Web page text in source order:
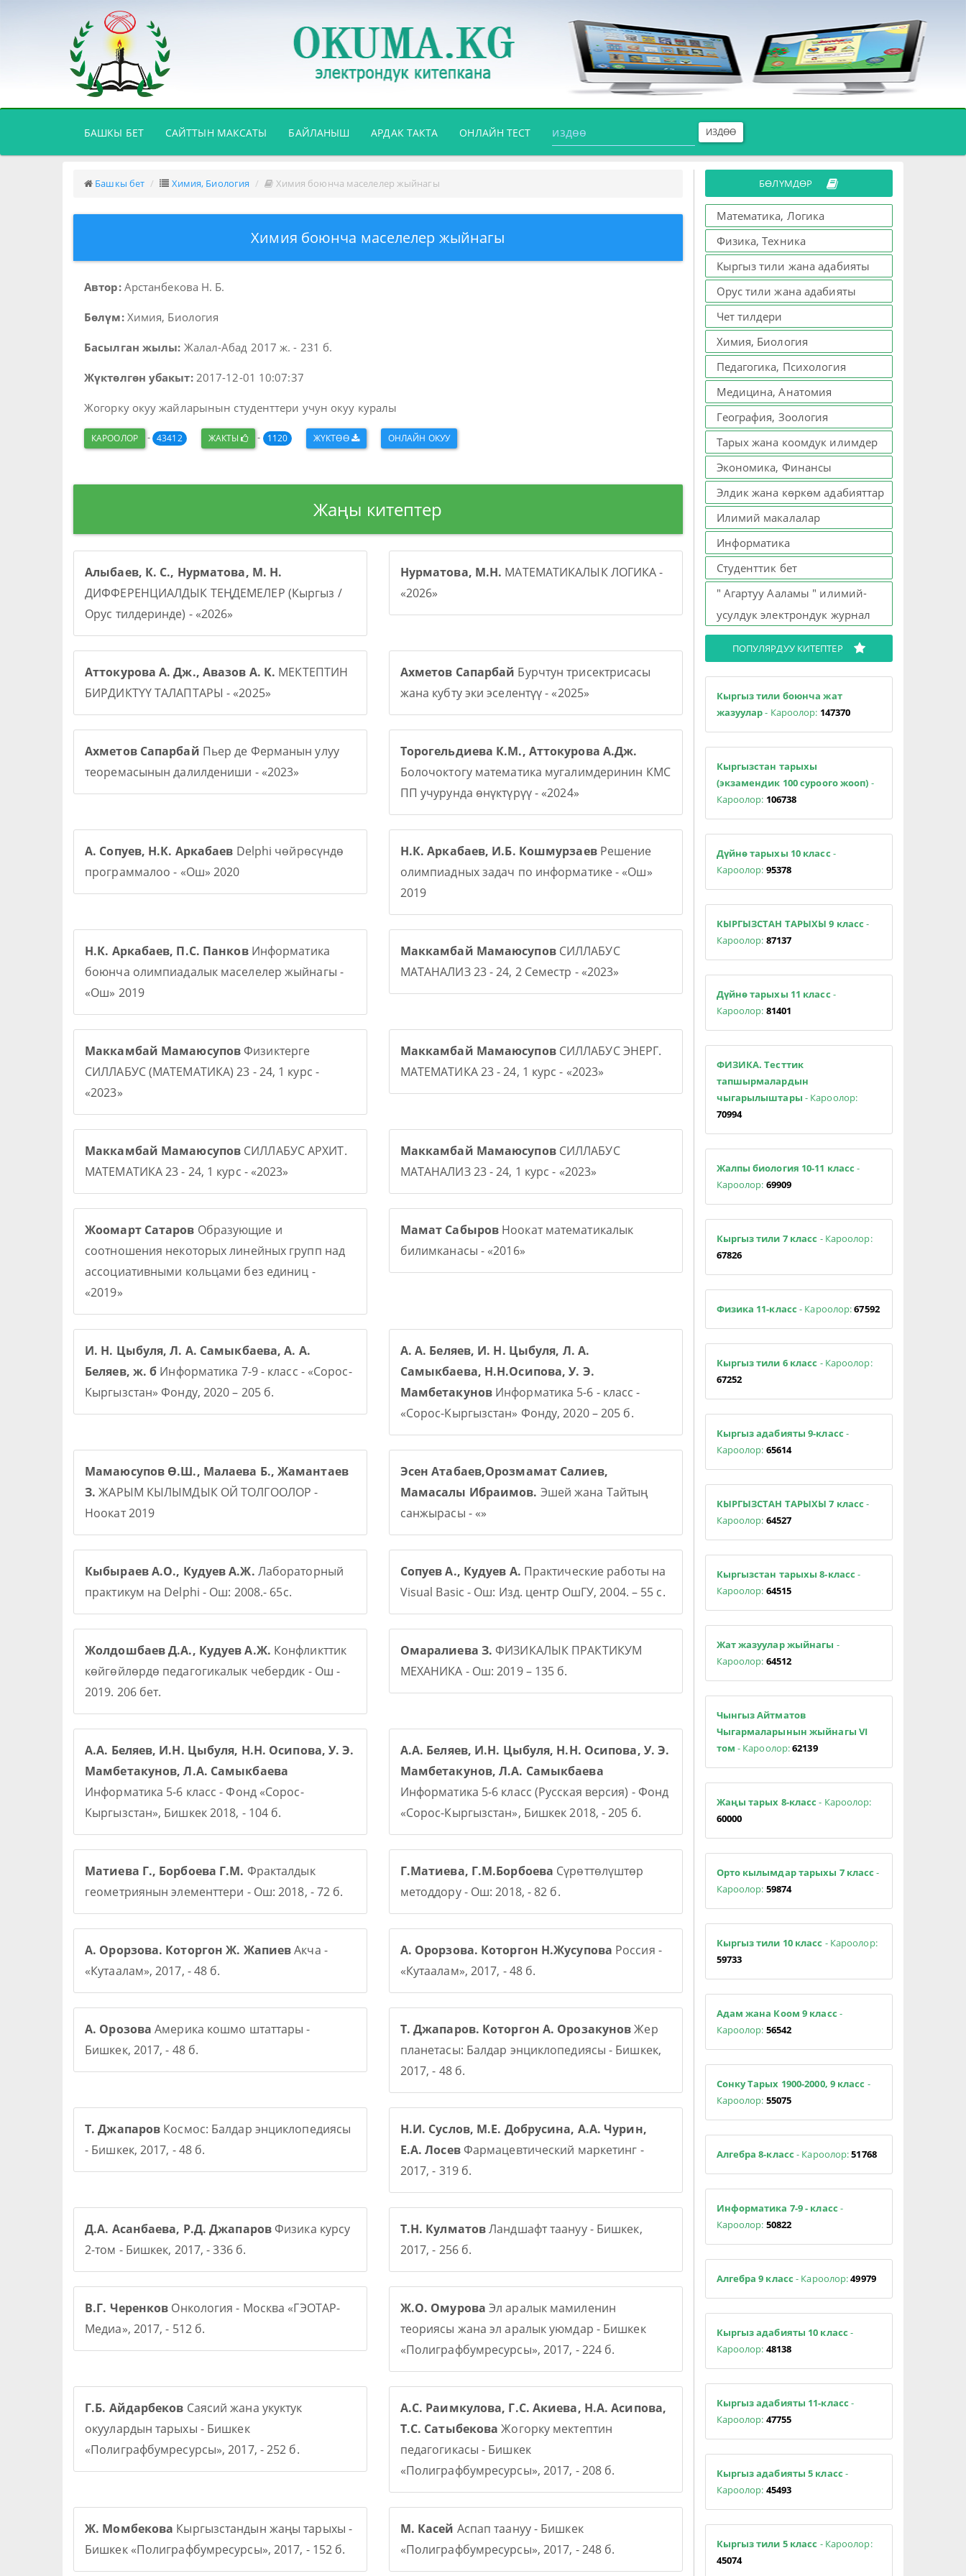
БАШКЫ БЕТ(CURRENT)
САЙТТЫН МАКСАТЫ БАЙЛАНЫШ АРДАК ТАКТА ОНЛАЙН ТЕСТ ИЗДӨӨ
Башкы бет Химия, Биология Химия боюнча маселелер жыйнагы
Химия боюнча маселелер жыйнагы
Автор:Арстанбекова Н. Б.
Бөлүм:Химия, Биология
Басылган жылы: Жалал-Абад 2017 ж. - 231 б.
Жүктөлгөн убакыт:2017-12-01 10:07:37
Жогорку окуу жайларынын студенттери учун окуу куралы
КАРООЛОР - 43412 ЖАКТЫ - 1120 ЖҮКТӨӨ ОНЛАЙН ОКУУ
Жаңы китептер
Алыбаев, К. С., Нурматова, М. Н.
ДИФФЕРЕНЦИАЛДЫК ТЕҢДЕМЕЛЕР (Кыргыз /
Орус тилдеринде) - «2026»
Нурматова, М.Н. МАТЕМАТИКАЛЫК ЛОГИКА -
«2026»
Аттокурова А. Дж., Авазов А. К. МЕКТЕПТИН
БИРДИКТҮҮ ТАЛАПТАРЫ - «2025»
Ахметов Сапарбай Бурчтун трисектрисасы
жана кубту эки эселентүү - «2025»
Ахметов Сапарбай Пьер де Ферманын улуу
теоремасынын далилдениши - «2023»
Торогельдиева К.М., Аттокурова А.Дж.
Болочоктогу математика мугалимдеринин КМС
ПП учурунда өнүктүрүү - «2024»
А. Сопуев, Н.К. Аркабаев Delphi чөйрөсүндө
программалоо - «Ош» 2020
Н.К. Аркабаев, И.Б. КошмурзаевРешение
олимпиадных задач по информатике - «Ош»
2019
Н.К. Аркабаев, П.С. ПанковИнформатика
боюнча олимпиадалык маселелер жыйнагы -
«Ош» 2019
Маккамбай МамаюсуповСИЛЛАБУС
МАТАНАЛИЗ 23 - 24, 2 Семестр - «2023»
Маккамбай МамаюсуповФизиктерге
СИЛЛАБУС (МАТЕМАТИКА) 23 - 24, 1 курс -
«2023»
Маккамбай МамаюсуповСИЛЛАБУС ЭНЕРГ.
МАТЕМАТИКА 23 - 24, 1 курс - «2023»
Маккамбай Мамаюсупов СИЛЛАБУС АРХИТ.
МАТЕМАТИКА 23 - 24, 1 курс - «2023»
Маккамбай МамаюсуповСИЛЛАБУС
МАТАНАЛИЗ 23 - 24, 1 курс - «2023»
Жоомарт Сатаров Образующие и
соотношения некоторых линейных групп над
ассоциативными кольцами без единиц -
«2019»
Мамат Сабыров Ноокат математикалык
билимканасы - «2016»
И. Н. Цыбуля, Л. А. Самыкбаева, А. А.
Беляев, ж. б Информатика 7-9 - класс - «Сорос-
Кыргызстан» Фонду, 2020 – 205 б.
А. А. Беляев, И. Н. Цыбуля, Л. А.
Самыкбаева, Н.Н.Осипова, У. Э.
МамбетакуновИнформатика 5-6 - класс -
«Сорос-Кыргызстан» Фонду, 2020 – 205 б.
Мамаюсупов Ө.Ш., Малаева Б., Жамантаев
З. ЖАРЫМ КЫЛЫМДЫК ОЙ ТОЛГООЛОР -
Ноокат 2019
Эсен Атабаев,Орозмамат Салиев,
Мамасалы Ибраимов. Эшей жана Тайтың
санжырасы - «»
Кыбыраев А.О., Кудуев А.Ж. Лабораторный
практикум на Delphi - Ош: 2008.- 65с.
Сопуев А., Кудуев А. Практические работы на
Visual Basic - Ош: Изд. центр ОшГУ, 2004. – 55 с.
Жолдошбаев Д.А., Кудуев А.Ж. Конфликттик
көйгөйлөрдө педагогикалык чебердик - Ош -
2019. 206 бет.
Омаралиева З. ФИЗИКАЛЫК ПРАКТИКУМ
МЕХАНИКА - Ош: 2019 – 135 б.
А.А. Беляев, И.Н. Цыбуля, Н.Н. Осипова, У. Э.
Мамбетакунов, Л.А. Самыкбаева
Информатика 5-6 класс - Фонд «Сорос-
Кыргызстан», Бишкек 2018, - 104 б.
А.А. Беляев, И.Н. Цыбуля, Н.Н. Осипова, У. Э.
Мамбетакунов, Л.А. Самыкбаева
Информатика 5-6 класс (Русская версия) - Фонд
«Сорос-Кыргызстан», Бишкек 2018, - 205 б.
Матиева Г., Борбоева Г.М. Фракталдык
геометриянын элементтери - Ош: 2018, - 72 б.
Г.Матиева, Г.М.Борбоева Сүрөттөлүштөр
методдору - Ош: 2018, - 82 б.
А. Орорзова. Которгон Ж. ЖапиевАкча -
«Кутаалам», 2017, - 48 б.
А. Орорзова. Которгон Н.Жусупова Россия -
«Кутаалам», 2017, - 48 б.
А. Орозова Америка кошмо штаттары -
Бишкек, 2017, - 48 б.
Т. Джапаров. Которгон А. ОрозакуновЖер
планетасы: Балдар энциклопедиясы - Бишкек,
2017, - 48 б.
Т. Джапаров Космос: Балдар энциклопедиясы
- Бишкек, 2017, - 48 б.
Н.И. Суслов, М.Е. Добрусина, А.А. Чурин,
Е.А. ЛосевФармацевтический маркетинг -
2017, - 319 б.
Д.А. Асанбаева, Р.Д. ДжапаровФизика курсу
2-том - Бишкек, 2017, - 336 б.
Т.Н. КулматовЛандшафт таануу - Бишкек,
2017, - 256 б.
В.Г. Черенков Онкология - Москва «ГЭОТАР-
Медиа», 2017, - 512 б.
Ж.О. Омурова Эл аралык мамиленин
теориясы жана эл аралык уюмдар - Бишкек
«Полиграфбумресурсы», 2017, - 224 б.
Г.Б. Айдарбеков Саясий жана укуктук
окуулардын тарыхы - Бишкек
«Полиграфбумресурсы», 2017, - 252 б.
А.С. Раимкулова, Г.С. Акиева, Н.А. Асипова,
Т.С. Сатыбекова Жогорку мектептин
педагогикасы - Бишкек
«Полиграфбумресурсы», 2017, - 208 б.
Ж. Момбекова Кыргызстандын жаңы тарыхы -
Бишкек «Полиграфбумресурсы», 2017, - 152 б.
М. Касей Аспап таануу - Бишкек
«Полиграфбумресурсы», 2017, - 248 б.
БӨЛҮМДӨР
Математика, Логика
Физика, Техника
Кыргыз тили жана адабияты
Орус тили жана адабияты
Чет тилдери
Химия, Биология
Педагогика, Психология
Медицина, Анатомия
География, Зоология
Тарых жана коомдук илимдер
Экономика, Финансы
Элдик жана көркөм адабияттар
Илимий макалалар
Информатика
Студенттик бет
" Агартуу Ааламы " илимий-
усулдук электрондук журнал
ПОПУЛЯРДУУ КИТЕПТЕР
Кыргыз тили боюнча жат
жазуулар- Кароолор: 147370
Кыргызстан тарыхы
(экзамендик 100 суроого жооп) -
Кароолор: 106738
Дүйнө тарыхы 10 класс -
Кароолор: 95378
КЫРГЫЗСТАН ТАРЫХЫ 9 класс -
Кароолор: 87137
Дүйнө тарыхы 11 класс -
Кароолор: 81401
ФИЗИКА. Тесттик
тапшырмалардын
чыгарылыштары - Кароолор:
70994
Жалпы биология 10-11 класс -
Кароолор: 69909
Кыргыз тили 7 класс - Кароолор:
67826
Физика 11-класс - Кароолор:67592
Кыргыз тили 6 класс - Кароолор:
67252
Кыргыз адабияты 9-класс -
Кароолор: 65614
КЫРГЫЗСТАН ТАРЫХЫ 7 класс -
Кароолор: 64527
Кыргызстан тарыхы 8-класс -
Кароолор: 64515
Жат жазуулар жыйнагы -
Кароолор: 64512
Чынгыз Айтматов
Чыгармаларынын жыйнагы VI
том - Кароолор:62139
Жаңы тарых 8-класс - Кароолор:
60000
Орто кылымдар тарыхы 7 класс-
Кароолор: 59874
Кыргыз тили 10 класс - Кароолор:
59733
Адам жана Коом 9 класс -
Кароолор: 56542
Сонку Тарых 1900-2000, 9 класс -
Кароолор: 55075
Алгебра 8-класс - Кароолор:51768
Информатика 7-9 - класс -
Кароолор: 50822
Алгебра 9 класс- Кароолор:49979
Кыргыз адабияты 10 класс -
Кароолор: 48138
Кыргыз адабияты 11-класс -
Кароолор: 47755
Кыргыз адабияты 5 класс -
Кароолор: 45493
Кыргыз тили 5 класс - Кароолор:
45074